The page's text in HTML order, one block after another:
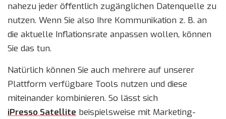
nahezu jeder öffentlich zugänglichen Datenquelle zu
nutzen. Wenn Sie also Ihre Kommunikation z. B. an
die aktuelle Inflationsrate anpassen wollen, können
Sie das tun.
Natürlich können Sie auch mehrere auf unserer
Plattform verfügbare Tools nutzen und diese
miteinander kombinieren. So lässt sich
iPresso Satellite beispielsweise mit Marketing-